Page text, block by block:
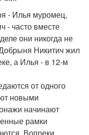
- Илья муромец,
- часто вместе
они никогда не
Никитич жил
а Илья - в 12-м
от одного
новыми
начинают
рамки